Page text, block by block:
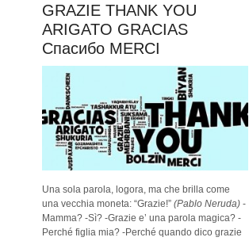
GRAZIE THANK YOU
ARIGATO GRACIAS
Спасибо MERCI
Una sola parola, logora, ma che brilla come
una vecchia moneta: “Grazie!” (Pablo Neruda) -
Mamma? -Sì? -Grazie e’ una parola magica? -
Perché figlia mia? -Perché quando dico grazie